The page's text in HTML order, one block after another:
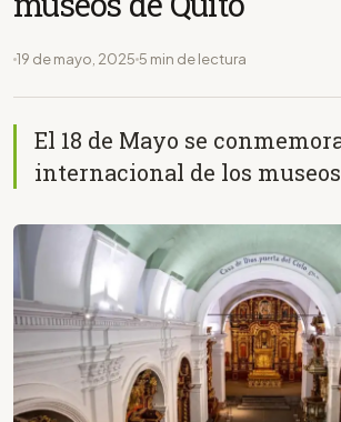
19 de mayo, 2025 5 min de lectura
El 18 de Mayo se
internacional de los museos